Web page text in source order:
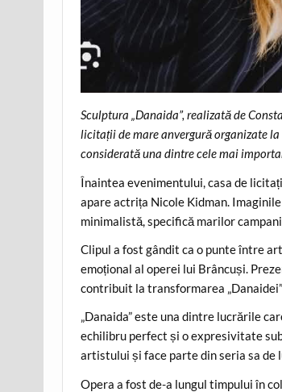
Sculptura „Danaida”, realizată de
licitații de mare anvergură organizate
considerată una dintre cele mai
Înaintea evenimentului, casa de
apare actrița Nicole Kidman.
minimalistă, specifică marilor
Clipul a fost gândit ca o punte între
emoțional al operei lui Brâncuși.
contribuit la transformarea
„Danaida” este una dintre lucrările
echilibru perfect și o expresivitate
artistului și face parte din seria sa
Opera a fost de-a lungul timpului în